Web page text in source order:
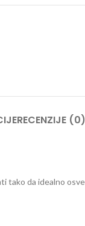
RECENZIJE (0)
da idealno